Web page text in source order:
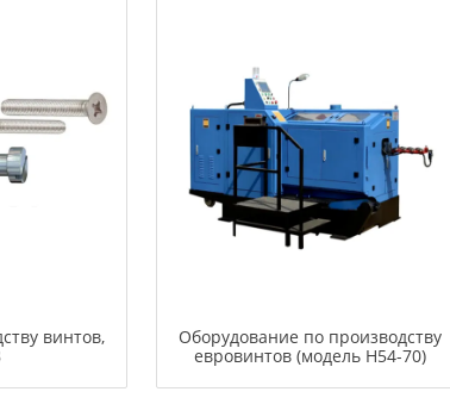
винтов,
Оборудование по производству
евровинтов (модель H54-70)